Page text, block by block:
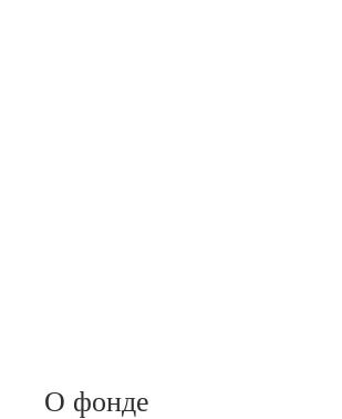
О фонде